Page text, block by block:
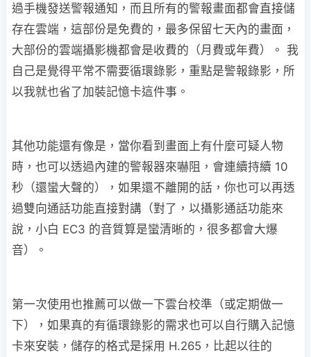
過手機發送警報通知，而且所有的警報畫面都會直接儲
存在雲端，這部份是免費的，最多保留七天內的畫面，
大部份的雲端攝影機都會是收費的（月費或年費）。 我
自己是覺得平常不需要循環錄影，重點是警報錄影，所
以我就也省了加裝記憶卡這件事。
其他功能還有像是，當你看到畫面上有什麼可疑人物
時，也可以透過內建的警報器來嚇阻，會連續持續 10
秒（還蠻大聲的），如果還不離開的話，你也可以再透
過雙向通話功能直接對講（對了，以攝影通話功能來
說，小白 EC3 的音質算是蠻清晰的，很多都會大爆
音）。
第一次使用也推薦可以做一下雲台校準（或定期做一
下），如果真的有循環錄影的需求也可以自行購入記憶
卡來安裝，儲存的格式是採用 H.265，比起以往的